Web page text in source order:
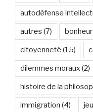
autodéfense
autres (7) bonheur
citoyenneté (15)
dilemmes moraux(2)
histoire de la
immigration (4)